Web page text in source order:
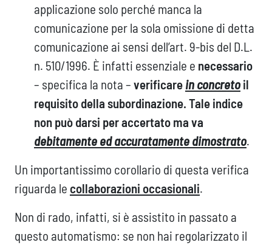
applicazione solo perché manca la
comunicazione per la sola omissione di detta
comunicazione ai sensi dell’art. 9-bis del D.L.
n. 510/1996. È infatti essenziale e necessario
– specifica la nota – verificare in concreto il
requisito della subordinazione. Tale indice
non può darsi per accertato ma va
debitamente ed accuratamente dimostrato.
Un importantissimo corollario di questa verifica
riguarda le collaborazioni occasionali.
Non di rado, infatti, si è assistito in passato a
questo automatismo: se non hai regolarizzato il